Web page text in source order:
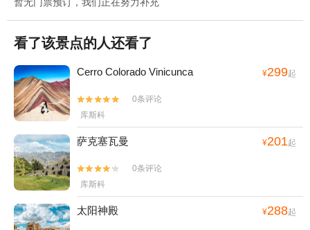
暂无门票预订，我们正在努力补充
看了该景点的人还看了
Cerro Colorado Vinicunca ¥299起


0条评论
库斯科
萨克塞瓦曼 ¥201起


0条评论
库斯科
太阳神殿 ¥288起